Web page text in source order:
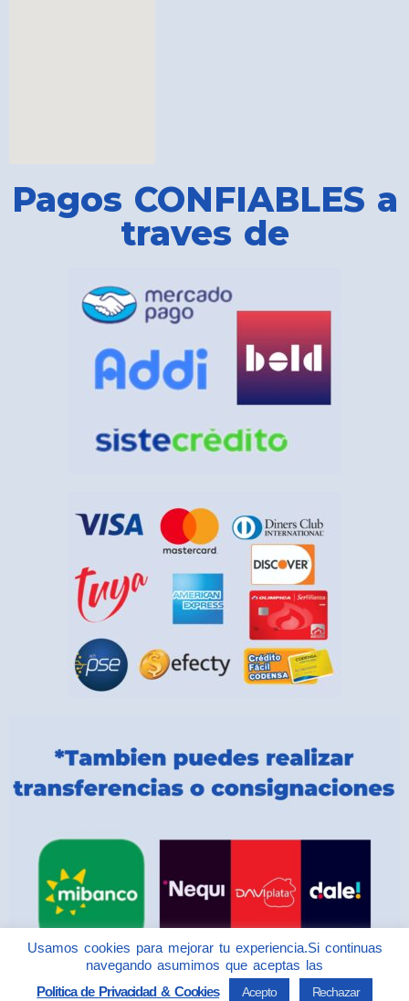
Pagos CONFIABLES a
traves de
Usamos cookies para mejorar tu experiencia.Si continuas
navegando asumimos que aceptas las
Politica de Privacidad & Cookies
Acepto Rechazar